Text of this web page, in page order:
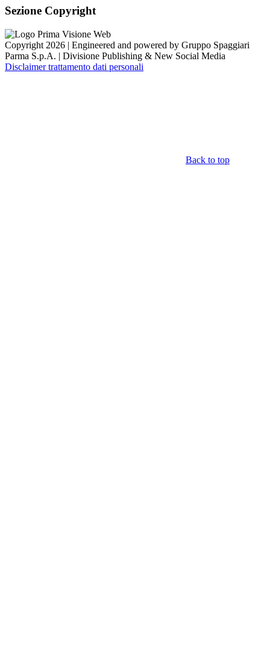
Sezione Copyright
Copyright 2026 | Engineered and powered by Gruppo Spaggiari
Parma S.p.A. | Divisione Publishing & New Social Media
Disclaimer trattamento dati personali
Back to top